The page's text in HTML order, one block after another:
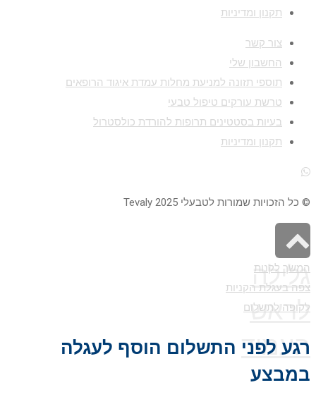
תקנון ומדיניות
צור קשר
החשבון שלי
תוספי תזונה למניעת מחלות עמדת איגוד הרופאים
טרשת עורקים טיפול טבעי
בעיות בסטטינים תרופות להורדת כולסטרול
תקנון ומדיניות
© כל הזכויות שמורות לטבעלי 2025 Tevaly
גלילה
לראש
העמוד
המשך לקנות
צפה בעגלת הקניות
לקופה לתשלום
רגע לפני התשלום הוסף לעגלה
במבצע